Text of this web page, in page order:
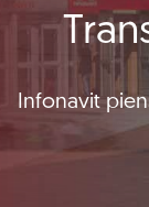
Infonavit